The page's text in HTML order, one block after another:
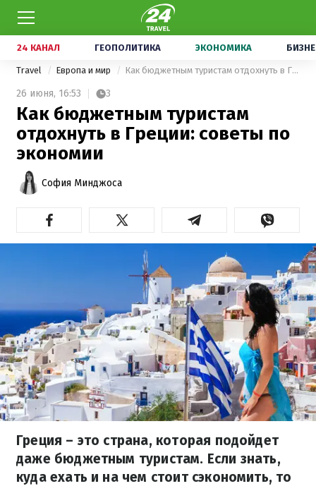
24 КАНАЛ ГЕОПОЛИТИКА ЭКОНОМИКА
Travel Европа и мир Как бюджетным туристам отдохнуть в Греции: советы по экономии
26 июня, 16:53 3
Как бюджетным туристам
отдохнуть в Греции: советы по
экономии
София Минджоса
Греция – это страна, которая подойдет
даже бюджетным туристам. Если знать,
куда ехать и на чем стоит сэкономить, то